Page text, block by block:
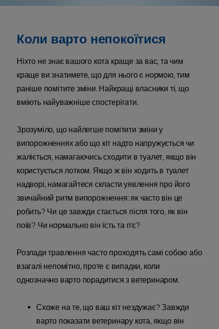
Коли варто непокоїтися
Ніхто не знає вашого кота краще за вас, та чим
краще ви знатимете, що для нього є нормою, тим
раніше помітите зміни. Найкращі власники ті, що
вміють найуважніше спостерігати.
Зрозуміло, що найлегше помітити зміни у
випорожненнях або що кіт надто напружується чи
жаліється, намагаючись сходити в туалет, якщо він
користується лотком. Якщо ж він ходить в туалет
надворі, намагайтеся скласти уявлення про його
звичайний ритм випорожнення: як часто він це
робить? Чи це завжди стається після того, як він
поїв? Чи нормально він їсть та п'є?
Розлади травлення часто проходять самі собою або
взагалі непомітно, проте є випадки, коли
однозначно варто порадитися з ветеринаром.
Схоже на те, що ваш кіт нездужає? Завжди
варто показати ветеринару кота, якщо він